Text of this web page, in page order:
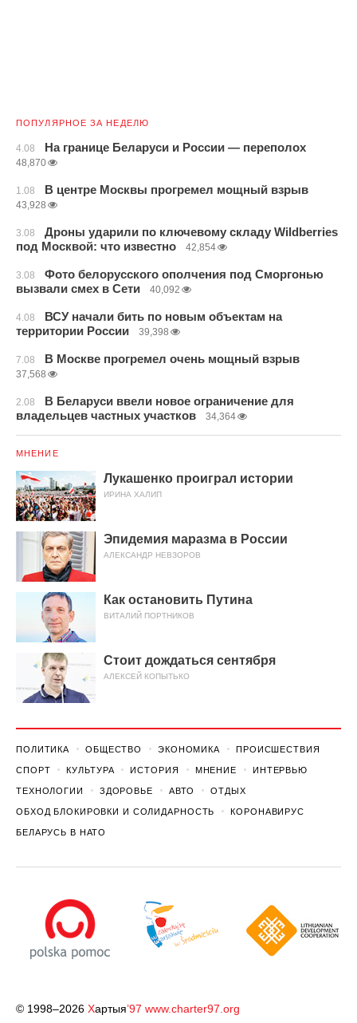
ПОПУЛЯРНОЕ ЗА НЕДЕЛЮ
4.08 На границе Беларуси и России — переполох
48,870
1.08 В центре Москвы прогремел мощный взрыв
43,928
3.08
Дроны ударили по ключевому складу Wildberries
под Москвой: что известно
42,854
3.08
Фото белорусского ополчения под Сморгонью
вызвали смех в Сети
40,092
4.08
ВСУ начали бить по новым объектам на
территории России
39,398
7.08 В Москве прогремел очень мощный взрыв
37,568
2.08
В Беларуси ввели новое ограничение для
владельцев частных участков
34,364
МНЕНИЕ
Лукашенко проиграл истории
ИРИНА ХАЛИП
Эпидемия маразма в России
АЛЕКСАНДР НЕВЗОРОВ
Как остановить Путина
ВИТАЛИЙ ПОРТНИКОВ
Стоит дождаться сентября
АЛЕКСЕЙ КОПЫТЬКО
ПОЛИТИКА ОБЩЕСТВО ЭКОНОМИКА ПРОИСШЕСТВИЯ
СПОРТ КУЛЬТУРА ИСТОРИЯ МНЕНИЕ ИНТЕРВЬЮ
ТЕХНОЛОГИИ ЗДОРОВЬЕ АВТО ОТДЫХ
ОБХОД БЛОКИРОВКИ И СОЛИДАРНОСТЬ КОРОНАВИРУС
БЕЛАРУСЬ В НАТО
© 1998–2026 Хартыя’97 www.charter97.org